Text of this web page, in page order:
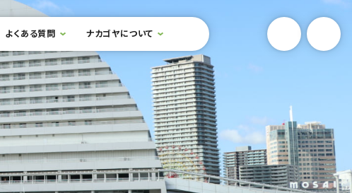
よくある質問 ナカゴヤについて 検索フォームを開閉する YouTube